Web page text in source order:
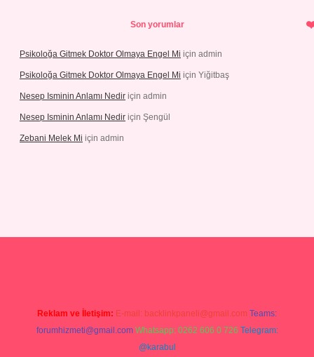
Son yorumlar
Psikoloğa Gitmek Doktor Olmaya Engel Mi için admin
Psikoloğa Gitmek Doktor Olmaya Engel Mi için Yiğitbaş
Nesep Isminin Anlamı Nedir için admin
Nesep Isminin Anlamı Nedir için Şengül
Zebani Melek Mi için admin
Reklam ve İletişim: E-mail: backlinkpaneli@gmail.com Teams:
forumhizmeti@gmail.com Whatsapp: 0262 606 0 726 Telegram:
@karabul